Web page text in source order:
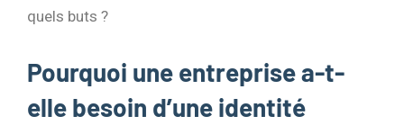
quels buts ?
Pourquoi une entreprise a-t-
elle besoin d’une identité